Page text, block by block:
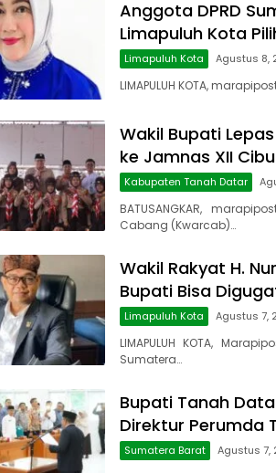
Anggota DPRD
Limapuluh Kota
Limapuluh Kota Agustus 8,
LIMAPULUH KOTA,
Wakil Bupati
ke Jamnas XII
Kabupaten Tanah Datar
BATUSANGKAR,
Cabang (Kwarcab)…
Wakil Rakyat H.
Bupati Bisa
Limapuluh Kota Agustus 7,
LIMAPULUH KOTA,
Sumatera…
Bupati Tanah
Direktur Perumda
Sumatera Barat Agustus 7,